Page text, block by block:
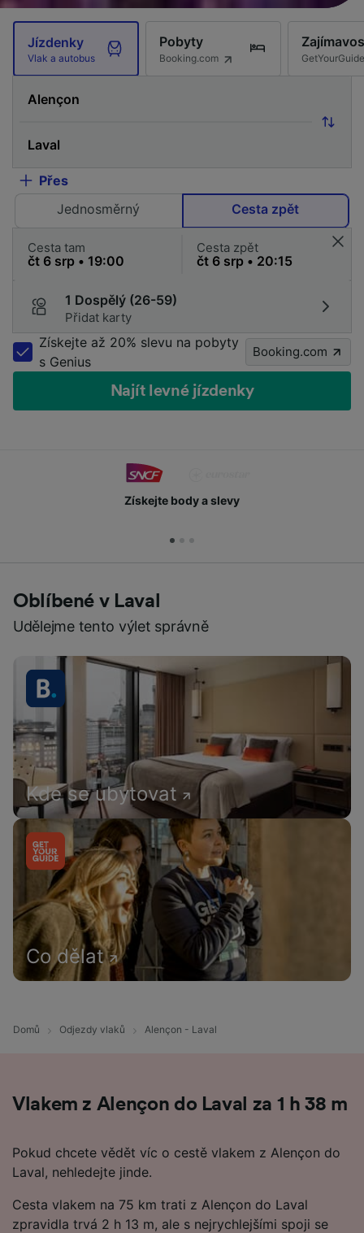
Jízdenky
Vlak a autobus
Pobyty
Booking.com GetYourGuide
Přes
Jednosměrný
Cesta zpět
Cesta tam Cesta zpět
1 Dospělý (26-59)
Přidat karty
Získejte až 20% slevu na pobyty
s Genius
Booking.com
Najít levné jízdenky
Získejte body a slevy
Oblíbené v Laval
Udělejme tento výlet správně
Kde se ubytovat
Co dělat
Domů Odjezdy vlaků Alençon - Laval
Vlakem z Alençon do Laval za 1 h 38 m
Pokud chcete vědět víc o cestě vlakem z Alençon do
Laval, nehledejte jinde.
Cesta vlakem na 75 km trati z Alençon do Laval
zpravidla trvá 2 h 13 m, ale s nejrychlejšími spoji se